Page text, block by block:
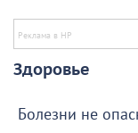
Здоровье
Болезни не